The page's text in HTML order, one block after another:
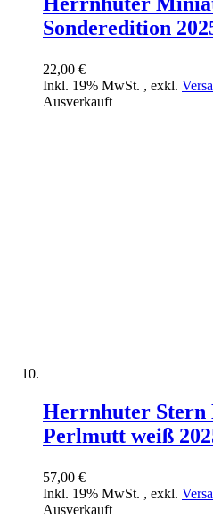
Sonderedition
22,00 €
Inkl. 19% MwSt. , exkl.
Ausverkauft
Herrnhuter Stern
Perlmutt weiß
57,00 €
Inkl. 19% MwSt. , exkl.
Ausverkauft